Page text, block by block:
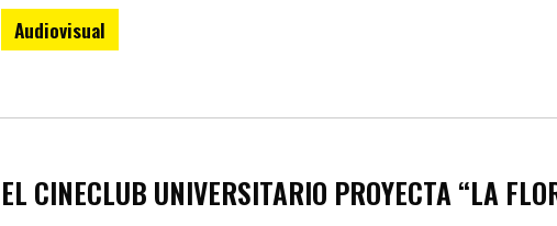
Audiovisual
EL CINECLUB UNIVERSITARIO PROYECTA “LA